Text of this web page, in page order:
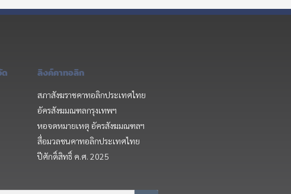
ลิงค์คาทอลิก
สภาสังฆราชคาทอลิกประเทศไทย
อัครสังฆมณฑลกรุงเทพฯ
หอจดหมายเหตุ อัครสังฆมณฑลฯ
สื่อมวลชนคาทอลิกประเทศไทย
ปีศักดิ์สิทธิ์ ค.ศ. 2025